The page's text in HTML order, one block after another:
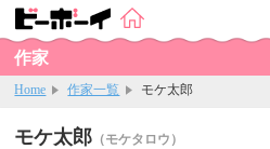
作家
Home 作家一覧 モケ太郎
モケ太郎 （モケタロウ）